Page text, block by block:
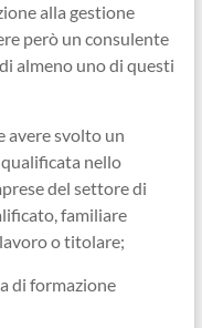
alla gestione
però un consulente
almeno uno di questi
avere svolto un
nello
del settore di
familiare
o titolare;
di formazione